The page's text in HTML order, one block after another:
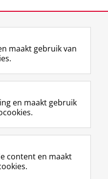
F
a
e
b
o
p
a
L
i
k
e
I
-
p
R
S
-
f
e
R
I
n
t
r
m
Y
o
T
e
k
maakt gebruik van
en maakt gebruik
content en maakt